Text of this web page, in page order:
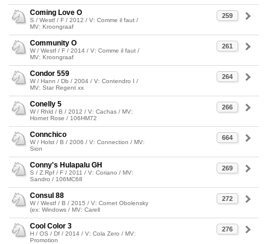
259
Coming Love O
S / Westf / F / 2012 / V: Comme il faut /
MV: Kroongraaf
261
Community O
W / Westf / F / 2014 / V: Comme il faut /
MV: Kroongraaf
264
Condor 559
W / Hann / Db / 2004 / V: Contendro I /
MV: Star Regent xx
266
Conelly 5
W / Rhld / B / 2012 / V: Cachas / MV:
Hornet Rose / 106HM72
664
Connchico
W / Holst / B / 2006 / V: Connection / MV:
Sion
269
Conny's Hulapalu GH
S / Z.Rpf / F / 2011 / V: Coriano / MV:
Sandro / 106MC68
272
Consul 88
W / Westf / B / 2015 / V: Cornet Obolensky
(ex: Windows / MV: Carell
276
Cool Color 3
H / OS / Df / 2014 / V: Cola Zero / MV:
Promotion